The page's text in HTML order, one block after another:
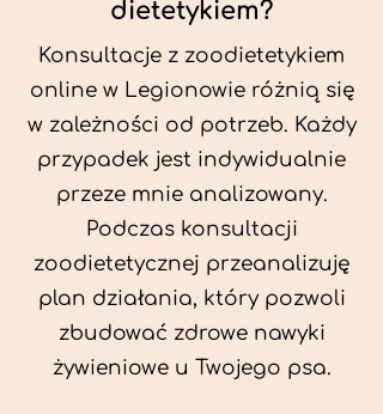
dietetykiem?
Konsultacje z zoodietetykiem
online w Legionowie różnią się
w zależności od potrzeb. Każdy
przypadek jest indywidualnie
przeze mnie analizowany.
Podczas konsultacji
zoodietetycznej przeanalizuję
plan działania, który pozwoli
zbudować zdrowe nawyki
żywieniowe u Twojego psa.